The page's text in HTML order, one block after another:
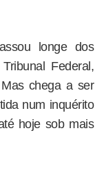
longe dos
Federal,
chega a ser
num inquérito
hoje sob mais